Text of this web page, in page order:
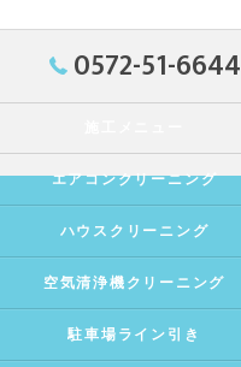
0572-51-6644
エアコンクリーニング
ハウスクリーニング
空気清浄機クリーニング
駐車場ライン引き